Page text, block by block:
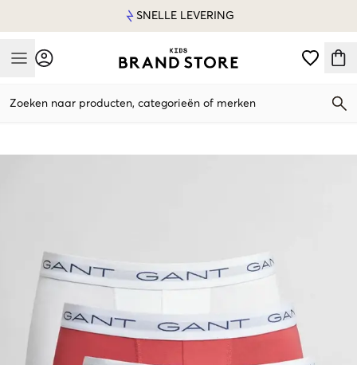
SNELLE LEVERING
Mobile Menu
Zoeken naar producten, categorieën of merken